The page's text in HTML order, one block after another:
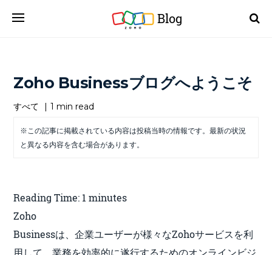
Blog
Zoho Businessブログへようこそ
すべて | 1 min read
※この記事に掲載されている内容は投稿当時の情報です。最新の状況
と異なる内容を含む場合があります。
Reading Time: 1 minutes
Zoho
Businessは、企業ユーザーが様々なZohoサービスを利
用して、業務を効率的に遂行するためのオンラインビジ